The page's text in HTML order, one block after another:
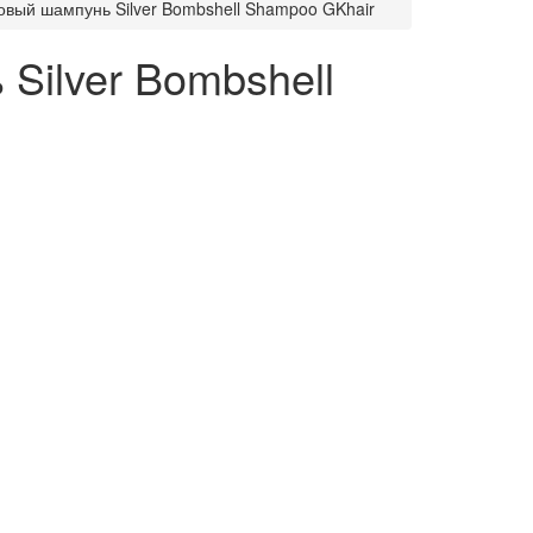
шампунь Silver Bombshell Shampoo GKhair
Bombshell